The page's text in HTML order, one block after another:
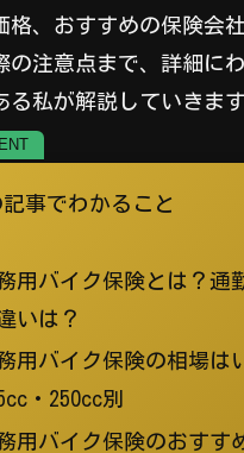
格、おすすめの保険会
の注意点まで、詳細に
る私が解説していきます
事でわかること
用バイク保険とは？通
いは？
用バイク保険の相場は
・250cc別
用バイク保険のおすす